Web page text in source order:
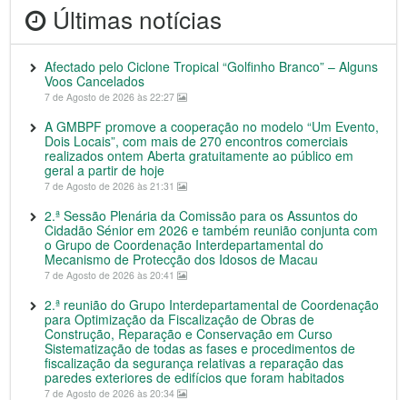
Últimas notícias
Afectado pelo Ciclone Tropical “Golfinho Branco” – Alguns
Voos Cancelados
7 de Agosto de 2026 às 22:27
A GMBPF promove a cooperação no modelo “Um Evento,
Dois Locais”, com mais de 270 encontros comerciais
realizados ontem Aberta gratuitamente ao público em
geral a partir de hoje
7 de Agosto de 2026 às 21:31
2.ª Sessão Plenária da Comissão para os Assuntos do
Cidadão Sénior em 2026 e também reunião conjunta com
o Grupo de Coordenação Interdepartamental do
Mecanismo de Protecção dos Idosos de Macau
7 de Agosto de 2026 às 20:41
2.ª reunião do Grupo Interdepartamental de Coordenação
para Optimização da Fiscalização de Obras de
Construção, Reparação e Conservação em Curso
Sistematização de todas as fases e procedimentos de
fiscalização da segurança relativas a reparação das
paredes exteriores de edifícios que foram habitados
7 de Agosto de 2026 às 20:34